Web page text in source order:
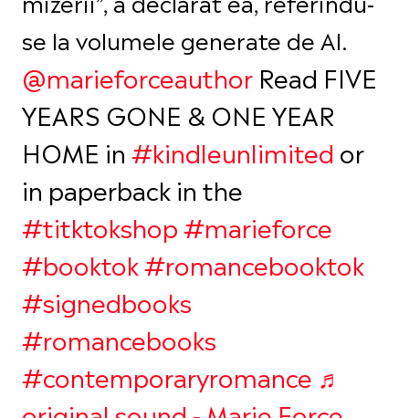
se la volumele generate de AI.
@marieforceauthor Read FIVE
YEARS GONE & ONE YEAR
HOME in#kindleunlimited or
in paperback in the
#titktokshop#marieforce
#booktok#romancebooktok
#signedbooks
#romancebooks
#contemporaryromance ♬